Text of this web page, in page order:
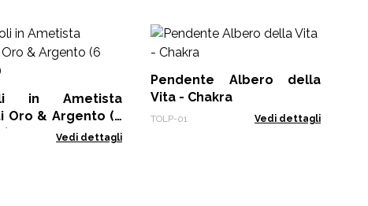
in Ametista
Oro & Argento (6
Vedi dettagli
Pendente Albero della
Vita - Chakra
TOLP-01 Vedi dettagli